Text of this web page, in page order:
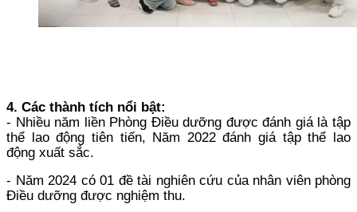
4. Các thành tích nổi bật:
- Nhiều năm liền Phòng Điều dưỡng được đánh giá là tập
thể lao động tiên tiến, Năm 2022 đánh giá tập thể lao
động xuất sắc.
- Năm 2024 có 01 đề tài nghiên cứu của nhân viên phòng
Điều dưỡng được nghiệm thu.